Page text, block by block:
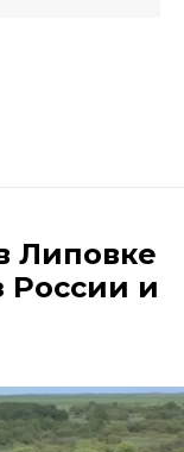
Липовке
России и